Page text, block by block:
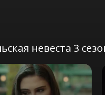
невеста 3